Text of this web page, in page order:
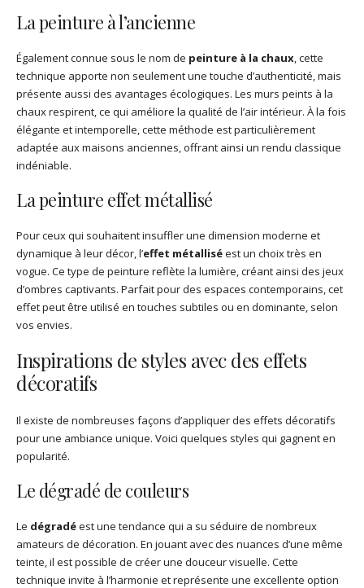
La peinture à l’ancienne
Également connue sous le nom de peinture à la chaux, cette
technique apporte non seulement une touche d’authenticité, mais
présente aussi des avantages écologiques. Les murs peints à la
chaux respirent, ce qui améliore la qualité de l’air intérieur. À la fois
élégante et intemporelle, cette méthode est particulièrement
adaptée aux maisons anciennes, offrant ainsi un rendu classique
indéniable.
La peinture effet métallisé
Pour ceux qui souhaitent insuffler une dimension moderne et
dynamique à leur décor, l’effet métalliséest un choix très en
vogue. Ce type de peinture reflète la lumière, créant ainsi des jeux
d’ombres captivants. Parfait pour des espaces contemporains, cet
effet peut être utilisé en touches subtiles ou en dominante, selon
vos envies.
Inspirations de styles avec des effets
décoratifs
Il existe de nombreuses façons d’appliquer des effets décoratifs
pour une ambiance unique. Voici quelques styles qui gagnent en
popularité.
Le dégradé de couleurs
Le dégradéest une tendance qui a su séduire de nombreux
amateurs de décoration. En jouant avec des nuances d’une même
teinte, il est possible de créer une douceur visuelle. Cette
technique invite à l’harmonie et représente une excellente option